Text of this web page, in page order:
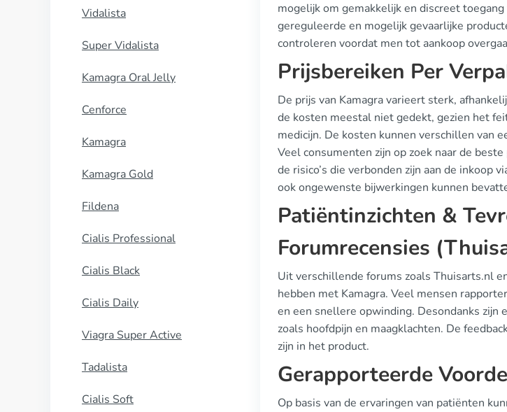
Vidalista
Super Vidalista
Kamagra Oral Jelly
Cenforce
Kamagra
Kamagra Gold
Fildena
Cialis Professional
Cialis Black
Cialis Daily
Viagra Super Active
Tadalista
Cialis Soft
mogelijk om gemakkelijk en discreet
gereguleerde en mogelijk gevaarlijke
controleren voordat men tot aankoop
Prijsbereiken Per
De prijs van Kamagra varieert sterk,
de kosten meestal niet gedekt, gezien het
medicijn. De kosten kunnen verschillen van
Veel consumenten zijn op zoek naar de
de risico’s die verbonden zijn aan de inkoop
ook ongewenste bijwerkingen kunnen
Patiëntinzichten &
Forumrecensies
Uit verschillende forums zoals Thuisarts.nl
hebben met Kamagra. Veel mensen
en een snellere opwinding. Desondanks zijn
zoals hoofdpijn en maagklachten. De
zijn in het product.
Gerapporteerde
Op basis van de ervaringen van patiënten